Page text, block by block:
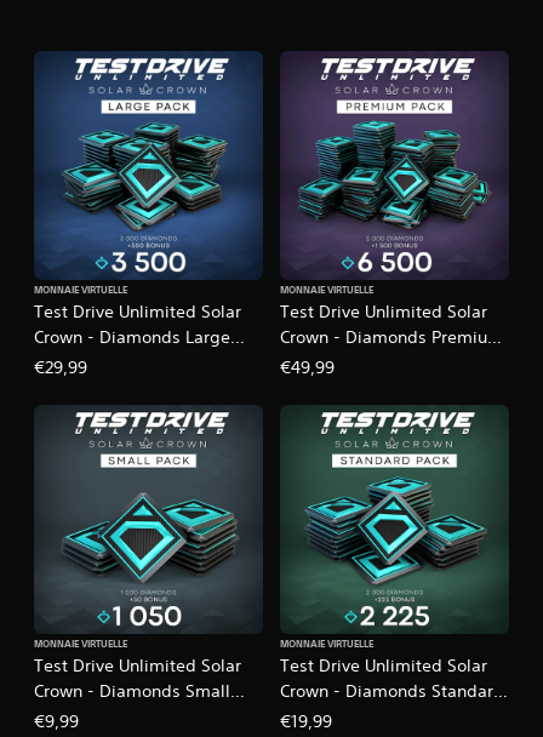
Test Drive Unlimited Solar
Crown - Diamonds Large
Pack
MONNAIE VIRTUELLE
€29,99
Test Drive Unlimited Solar
Crown - Diamonds Premium
Pack
MONNAIE VIRTUELLE
€49,99
Test Drive Unlimited Solar
Crown - Diamonds Small
Pack
MONNAIE VIRTUELLE
€9,99
Test Drive Unlimited Solar
Crown - Diamonds Standard
Pack
MONNAIE VIRTUELLE
€19,99